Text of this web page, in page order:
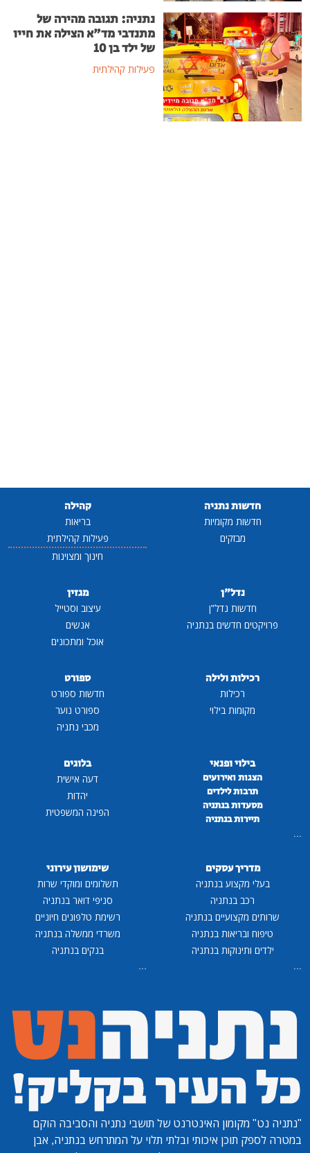
נתניה: תגובה מהירה של
מתנדבי מד"א הצילה את חייו
של ילד בן 10
פעילות קהילתית
חדשות נתניה
חדשות מקומיות
מבזקים
קהילה
בריאות
פעילות קהילתית
חינוך ומצוינות
נדל"ן
חדשות נדל"ן
פרויקטים חדשים בנתניה
מגזין
עיצוב וסטייל
אנשים
אוכל ומתכונים
רכילות ולילה
רכילות
מקומות בילוי
ספורט
חדשות ספורט
ספורט נוער
מכבי נתניה
בילוי ופנאי
הצגות ואירועים
תרבות לילדים
מסעדות בנתניה
תיירות בנתניה
...
בלוגים
דעה אישית
יהדות
הפינה המשפטית
מדריך עסקים
בעלי מקצוע בנתניה
רכב בנתניה
שרותים מקצועיים בנתניה
טיפוח ובריאות בנתניה
ילדים ותינוקות בנתניה
...
שימושון עירוני
תשלומים ומוקדי שרות
סניפי דואר בנתניה
רשימת טלפונים חיוניים
משרדי ממשלה בנתניה
בנקים בנתניה
...
"נתניה נט" מקומון האינטרנט של תושבי נתניה והסביבה הוקם
במטרה לספק תוכן איכותי ובלתי תלוי על המתרחש בנתניה, אבן